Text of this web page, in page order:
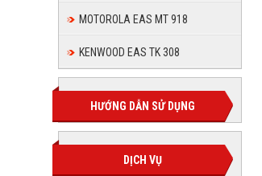
MOTOROLA EAS MT 918
KENWOOD EAS TK 308
HƯỚNG DẪN SỬ DỤNG
DỊCH VỤ